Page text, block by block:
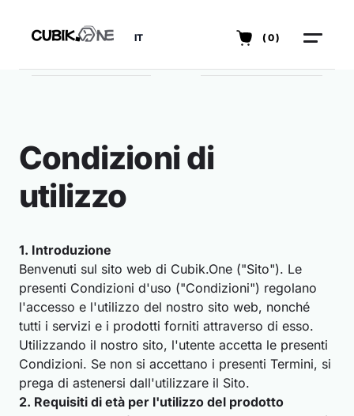
IT (0)
Condizioni di
utilizzo
1. Introduzione
Benvenuti sul sito web di Cubik.One ("Sito"). Le
presenti Condizioni d'uso ("Condizioni") regolano
l'accesso e l'utilizzo del nostro sito web, nonché
tutti i servizi e i prodotti forniti attraverso di esso.
Utilizzando il nostro sito, l'utente accetta le presenti
Condizioni. Se non si accettano i presenti Termini, si
prega di astenersi dall'utilizzare il Sito.
2. Requisiti di età per l'utilizzo del prodotto